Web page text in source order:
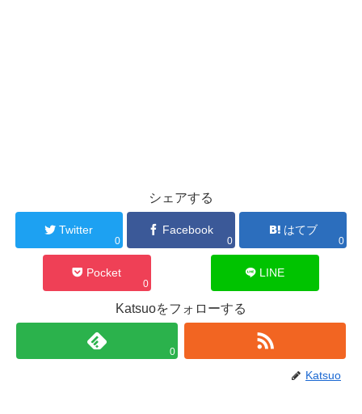
シェアする
Twitter
0
Facebook
0
はてブ
0
Pocket
0
LINE
Katsuoをフォローする
0
Katsuo